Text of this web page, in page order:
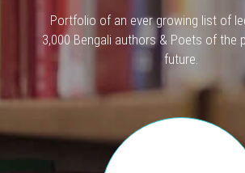
Portfolio of an ever growing list of
3,000 Bengali authors & Poets of the
future.